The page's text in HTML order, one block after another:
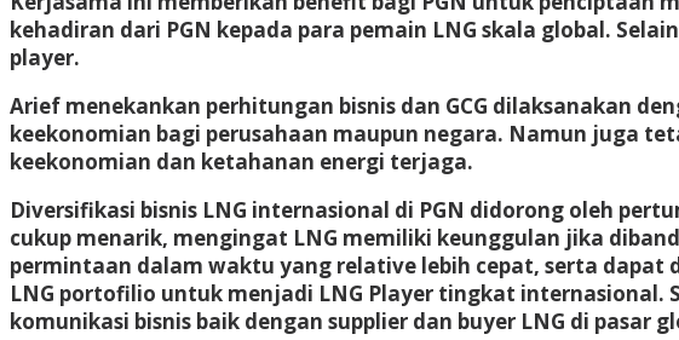
kehadiran dari PGN kepada para pemain LNG skala global.
player.
Arief menekankan perhitungan bisnis dan GCG dilaksanakan
keekonomian bagi perusahaan maupun negara. Namun juga
keekonomian dan ketahanan energi terjaga.
Diversifikasi bisnis LNG internasional di PGN didorong oleh
cukup menarik, mengingat LNG memiliki keunggulan jika
permintaan dalam waktu yang relative lebih cepat, serta
LNG portofilio untuk menjadi LNG Player tingkat
komunikasi bisnis baik dengan supplier dan buyer LNG di pasar